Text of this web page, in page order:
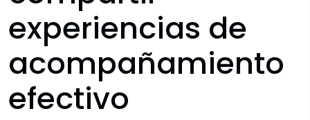
experiencias de
acompañamiento
efectivo